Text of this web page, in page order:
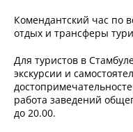
Комендантский час по
отдых и трансферы
Для туристов в
экскурсии и
работа заведений
до 20.00.